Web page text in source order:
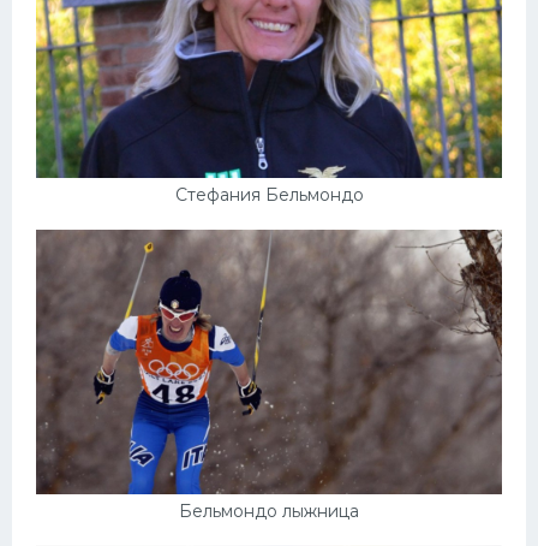
Стефания Бельмондо
Бельмондо лыжница